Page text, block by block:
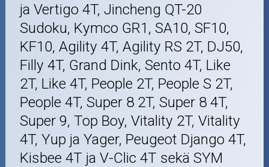
ja Vertigo 4T, Jincheng QT-20
Sudoku, Kymco GR1, SA10, SF10,
KF10, Agility 4T, Agility RS 2T, DJ50,
Filly 4T, Grand Dink, Sento 4T, Like
2T, Like 4T, People 2T, People S 2T,
People 4T, Super 8 2T, Super 8 4T,
Super 9, Top Boy, Vitality 2T, Vitality
4T, Yup ja Yager, Peugeot Django 4T,
Kisbee 4T ja V-Clic 4T sekä SYM